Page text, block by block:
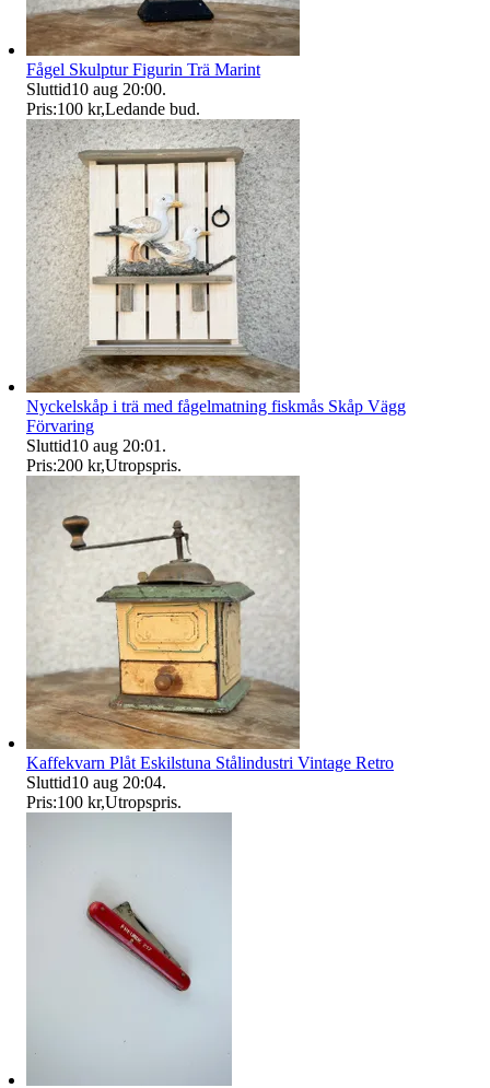
Fågel Skulptur Figurin Trä Marint
Sluttid10 aug 20:00.
Pris:100 kr,Ledande bud.
Nyckelskåp i trä med fågelmatning fiskmås Skåp Vägg
Förvaring
Sluttid10 aug 20:01 .
Pris:200 kr,Utropspris.
Kaffekvarn Plåt Eskilstuna Stålindustri Vintage Retro
Sluttid10 aug 20:04.
Pris:100 kr,Utropspris.